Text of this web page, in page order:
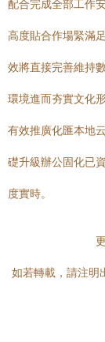
配合完成全部工作
高度貼合作場緊滿
效將直接完善維持
環境進而夯實文化
有效推廣化匯本地
礎升級辦公固化已
度實時。
如若轉載，請注明